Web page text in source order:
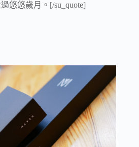
悠悠歲月。[/su_quote]